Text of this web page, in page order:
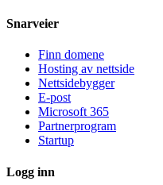
Snarveier
Finn domene
Hosting av nettside
Nettsidebygger
E-post
Microsoft 365
Partnerprogram
Startup
Logg inn